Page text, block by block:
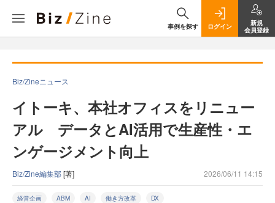
事例を探す ログイン
新規
会員登録
Biz/Zineニュース
イトーキ、本社オフィスをリニュー
アル データとAI活用で生産性・エ
ンゲージメント向上
Biz/Zine編集部[著] 2026/06/11 14:15
経営企画 ABM AI 働き方改革 DX